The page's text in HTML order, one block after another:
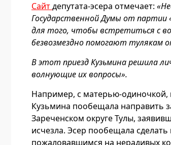
Сайтдепутата-эсера отмечает:
Государственной Думы от партии
для того, чтобы встретиться с
безвозмездно помогают тулякам
В этот приезд Кузьмина решила
волнующие их вопросы».
Например, с матерью-одиночкой,
Кузьмина пообещала направить
Зареченском округе Тулы,
исчезла. Эсер пообещала
пожаловавшимся на нерадивых